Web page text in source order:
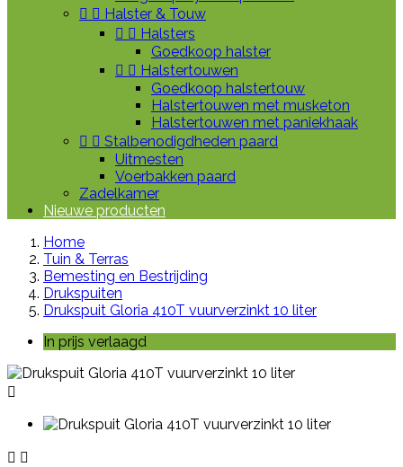
  Halster & Touw
  Halsters
Goedkoop halster
  Halstertouwen
Goedkoop halstertouw
Halstertouwen met musketon
Halstertouwen met paniekhaak
  Stalbenodigdheden paard
Uitmesten
Voerbakken paard
Zadelkamer
Nieuwe producten
Home
Tuin & Terras
Bemesting en Bestrijding
Drukspuiten
Drukspuit Gloria 410T vuurverzinkt 10 liter
In prijs verlaagd

 